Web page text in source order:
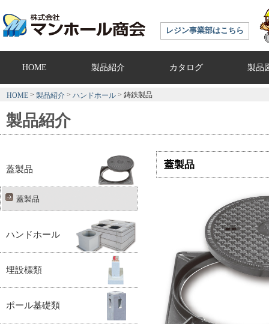
レジン事業部はこちら
HOME 製品紹介 カタログ 製品
HOME > 製品紹介 > ハンドホール > 鋳鉄製品
製品紹介
蓋製品
蓋製品
蓋製品
ハンドホール
埋設標類
ポール基礎類